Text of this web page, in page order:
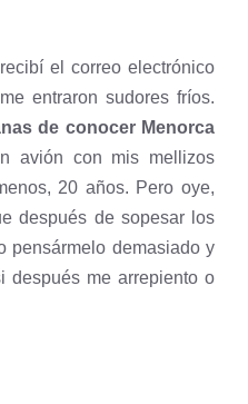
el correo electrónico
entraron sudores fríos.
de conocer Menorca
avión con mis mellizos
20 años. Pero oye,
después de sopesar los
pensármelo demasiado y
después me arrepiento o